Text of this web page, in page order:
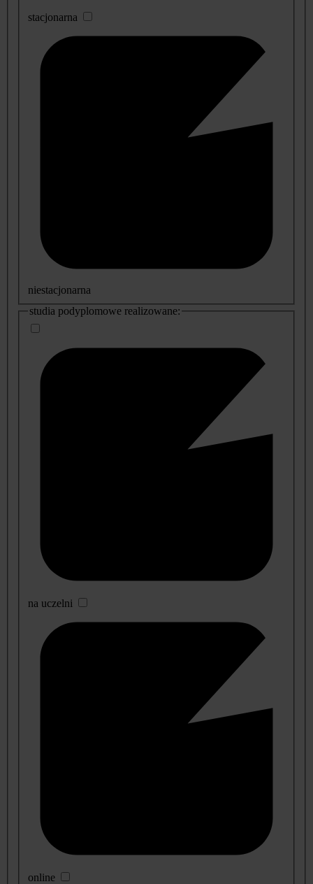
stacjonarna
niestacjonarna
studia podyplomowe realizowane:
na uczelni
online